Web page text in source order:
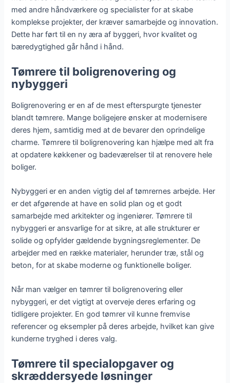
med andre håndværkere og specialister for at skabe
komplekse projekter, der kræver samarbejde og innovation.
Dette har ført til en ny æra af byggeri, hvor kvalitet og
bæredygtighed går hånd i hånd.
Tømrere til boligrenovering og
nybyggeri
Boligrenovering er en af de mest efterspurgte tjenester
blandt tømrere. Mange boligejere ønsker at modernisere
deres hjem, samtidig med at de bevarer den oprindelige
charme. Tømrere til boligrenovering kan hjælpe med alt fra
at opdatere køkkener og badeværelser til at renovere hele
boliger.
Nybyggeri er en anden vigtig del af tømrernes arbejde. Her
er det afgørende at have en solid plan og et godt
samarbejde med arkitekter og ingeniører. Tømrere til
nybyggeri er ansvarlige for at sikre, at alle strukturer er
solide og opfylder gældende bygningsreglementer. De
arbejder med en række materialer, herunder træ, stål og
beton, for at skabe moderne og funktionelle boliger.
Når man vælger en tømrer til boligrenovering eller
nybyggeri, er det vigtigt at overveje deres erfaring og
tidligere projekter. En god tømrer vil kunne fremvise
referencer og eksempler på deres arbejde, hvilket kan give
kunderne tryghed i deres valg.
Tømrere til specialopgaver og
skræddersyede løsninger